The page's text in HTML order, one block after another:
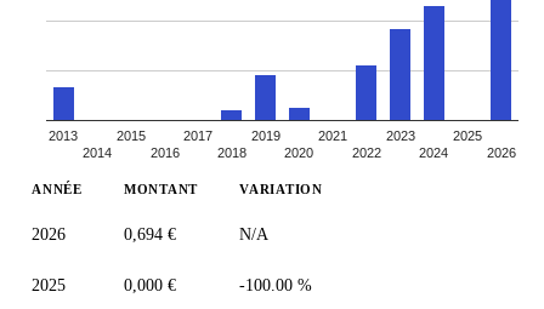
2013
2014
2015
2016
2017
2018
2019
2020
2021
2022
2023
2024
2025
2026
ANNÉE MONTANT VARIATION
2026 0,694 € N/A
2025 0,000 € -100.00 %